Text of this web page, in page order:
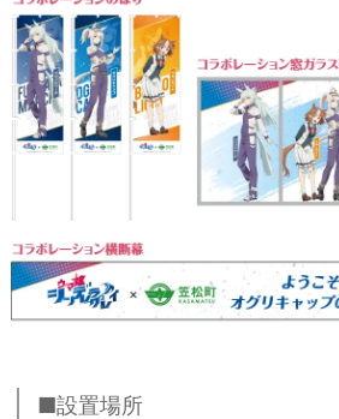
■設置場所